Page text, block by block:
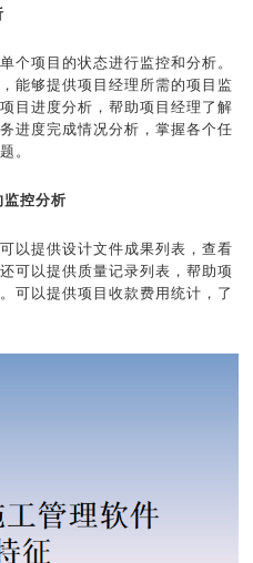
项目的状态进行监控和分析。
能够提供项目经理所需的项目监
目进度分析，帮助项目经理了解
进度完成情况分析，掌握各个任
。
控分析
提供设计文件成果列表，查看
可以提供质量记录列表，帮助项
可以提供项目收款费用统计，了